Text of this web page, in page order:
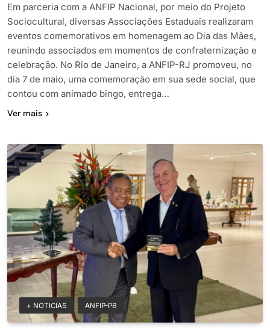
Em parceria com a ANFIP Nacional, por meio do Projeto
Sociocultural, diversas Associações Estaduais realizaram
eventos comemorativos em homenagem ao Dia das Mães,
reunindo associados em momentos de confraternização e
celebração. No Rio de Janeiro, a ANFIP-RJ promoveu, no
dia 7 de maio, uma comemoração em sua sede social, que
contou com animado bingo, entrega…
Ver mais
+ NOTICIAS ANFIP-PB